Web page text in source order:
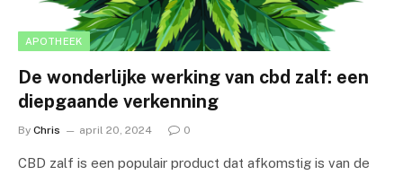
APOTHEEK
De wonderlijke werking van cbd zalf: een
diepgaande verkenning
By Chris april 20, 2024 0
CBD zalf is een populair product dat afkomstig is van de